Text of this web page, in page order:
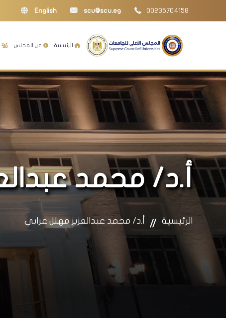
00235704158
scu@scu.eg
English
الرئيسية عن المجلس
أ.د/ محمد
الرئيسية أ.د/ محمد عبدالعزيز مهلل عرابي